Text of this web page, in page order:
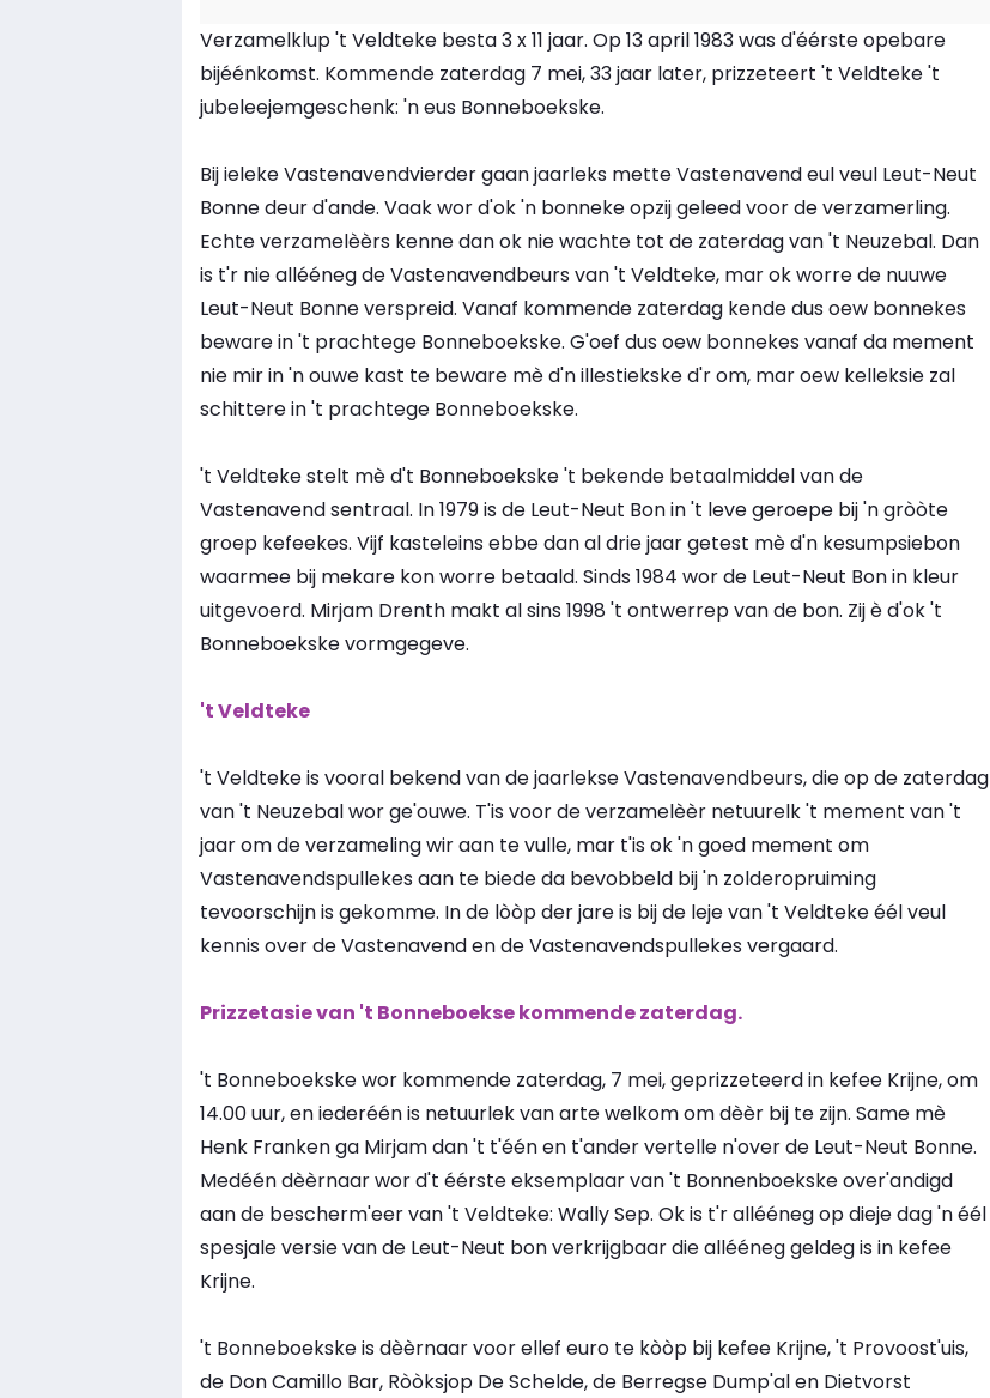
Verzamelklup 't Veldteke besta 3 x 11 jaar. Op 13 april 1983 was d'éérste opebare
bijéénkomst. Kommende zaterdag 7 mei, 33 jaar later, prizzeteert 't Veldteke 't
jubeleejemgeschenk: 'n eus Bonneboekske.
Bij ieleke Vastenavendvierder gaan jaarleks mette Vastenavend eul veul Leut-Neut
Bonne deur d'ande. Vaak wor d'ok 'n bonneke opzij geleed voor de verzamerling.
Echte verzamelèèrs kenne dan ok nie wachte tot de zaterdag van 't Neuzebal. Dan
is t'r nie allééneg de Vastenavendbeurs van 't Veldteke, mar ok worre de nuuwe
Leut-Neut Bonne verspreid. Vanaf kommende zaterdag kende dus oew bonnekes
beware in 't prachtege Bonneboekske. G'oef dus oew bonnekes vanaf da mement
nie mir in 'n ouwe kast te beware mè d'n illestiekske d'r om, mar oew kelleksie zal
schittere in 't prachtege Bonneboekske.
't Veldteke stelt mè d't Bonneboekske 't bekende betaalmiddel van de
Vastenavend sentraal. In 1979 is de Leut-Neut Bon in 't leve geroepe bij 'n gròòte
groep kefeekes. Vijf kasteleins ebbe dan al drie jaar getest mè d'n kesumpsiebon
waarmee bij mekare kon worre betaald. Sinds 1984 wor de Leut-Neut Bon in kleur
uitgevoerd. Mirjam Drenth makt al sins 1998 't ontwerrep van de bon. Zij è d'ok 't
Bonneboekske vormgegeve.
't Veldteke
't Veldteke is vooral bekend van de jaarlekse Vastenavendbeurs, die op de zaterdag
van 't Neuzebal wor ge'ouwe. T'is voor de verzamelèèr netuurelk 't mement van 't
jaar om de verzameling wir aan te vulle, mar t'is ok 'n goed mement om
Vastenavendspullekes aan te biede da bevobbeld bij 'n zolderopruiming
tevoorschijn is gekomme. In de lòòp der jare is bij de leje van 't Veldteke éél veul
kennis over de Vastenavend en de Vastenavendspullekes vergaard.
Prizzetasie van 't Bonneboekse kommende zaterdag.
't Bonneboekske wor kommende zaterdag, 7 mei, geprizzeteerd in kefee Krijne, om
14.00 uur, en iederéén is netuurlek van arte welkom om dèèr bij te zijn. Same mè
Henk Franken ga Mirjam dan 't t'één en t'ander vertelle n'over de Leut-Neut Bonne.
Medéén dèèrnaar wor d't éérste eksemplaar van 't Bonnenboekske over'andigd
aan de bescherm'eer van 't Veldteke: Wally Sep. Ok is t'r allééneg op dieje dag 'n éél
spesjale versie van de Leut-Neut bon verkrijgbaar die allééneg geldeg is in kefee
Krijne.
't Bonneboekske is dèèrnaar voor ellef euro te kòòp bij kefee Krijne, 't Provoost'uis,
de Don Camillo Bar, Ròòksjop De Schelde, de Berregse Dump'al en Dietvorst